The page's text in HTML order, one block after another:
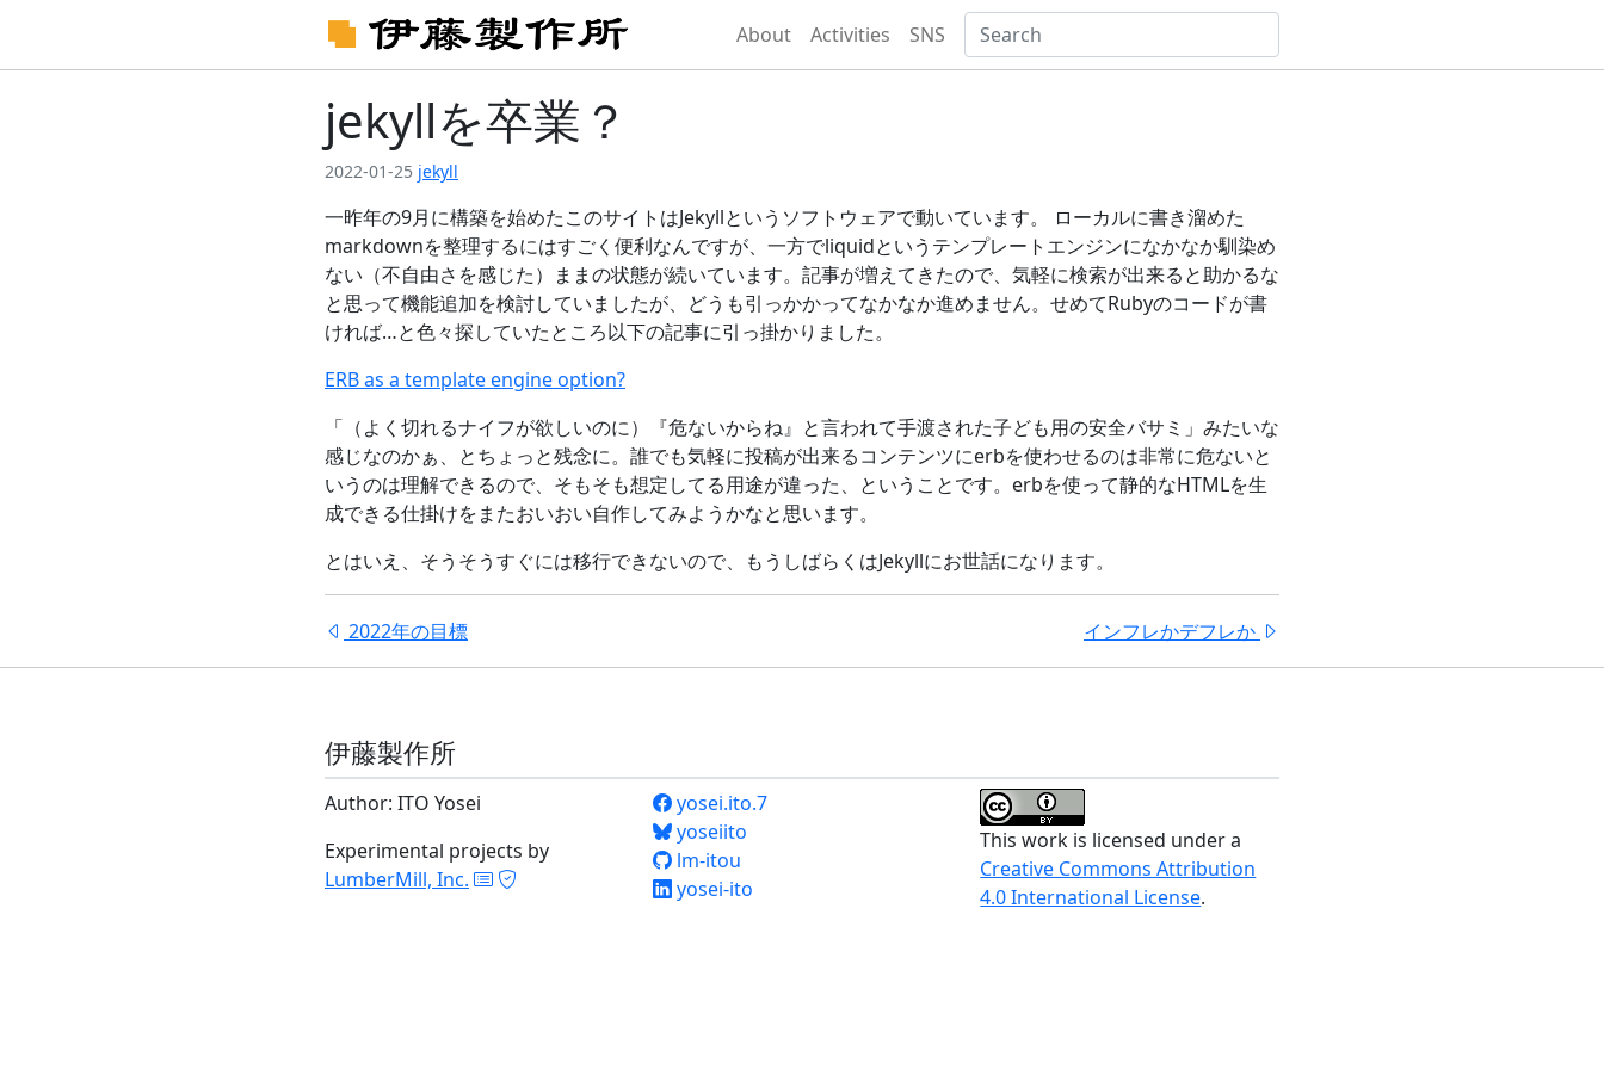
About Activities SNS
jekyllを卒業？
2022-01-25 jekyll
一昨年の9月に構築を始めたこのサイトはJekyllというソフトウェアで動いています。 ローカルに書き溜めた
markdownを整理するにはすごく便利なんですが、一方でliquidというテンプレートエンジンになかなか馴染め
ない（不自由さを感じた）ままの状態が続いています。記事が増えてきたので、気軽に検索が出来ると助かるな
と思って機能追加を検討していましたが、どうも引っかかってなかなか進めません。せめてRubyのコードが書
ければ…と色々探していたところ以下の記事に引っ掛かりました。
ERB as a template engine option?
「（よく切れるナイフが欲しいのに）『危ないからね』と言われて手渡された子ども用の安全バサミ」みたいな
感じなのかぁ、とちょっと残念に。誰でも気軽に投稿が出来るコンテンツにerbを使わせるのは非常に危ないと
いうのは理解できるので、そもそも想定してる用途が違った、ということです。erbを使って静的なHTMLを生
成できる仕掛けをまたおいおい自作してみようかなと思います。
とはいえ、そうそうすぐには移行できないので、もうしばらくはJekyllにお世話になります。
2022年の目標 インフレかデフレか
伊藤製作所
Author: ITO Yosei
Experimental projects by
LumberMill, Inc.
yosei.ito.7
yoseiito
lm-itou
yosei-ito
This work is licensed under a
Creative Commons Attribution
4.0 International License.